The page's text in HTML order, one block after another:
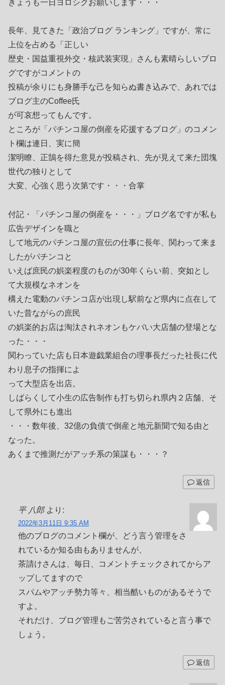
きょうも一日ヨロシクお願いします・・・
長年、見てきた「政治ブログ ランキング」ですが、常に
上位を占める「正しい
歴史・国益重視外交・核武装実現」さんも素晴らしいブロ
グですがコメントの
投稿が余りにも身勝手な己を知らぬ書き込みで、あれでは
ブログ主のCoffee氏
が可哀想ってもんです。
ところが「パチンコ屋の倒産を応援するブログ」のコメン
ト欄は連日、実に簡
潔明瞭、正鵠を得た意見が投稿され、先が見えて来た団塊
世代の独りとして
大変、心強く思う次第です・・・合掌
付記・「パチンコ屋の倒産を・・・」ブログ名ですが私も
広告デザインを職と
して地元のパチンコ屋の宣伝の仕事に長年、関わって来ま
したがパチンコと
いえば庶民の娯楽程度のものが30年くらい前、突如とし
て大規模なネオンを
構えた電動のパチンコ店が出現し駅前など県内に点在して
いた昔ながらの庶民
の娯楽的お店は淘汰されネオンもケバい大店舗の登場とな
った・・・
関わっていた店も日本遊戯業組合の理事長だった社長に代
わり息子の指揮によ
って大型店を出店。
しばらくして小生の広告制作も打ち切られ県内２店舗、そ
して県外にも進出
・・・数年後、32億の負債で倒産と地元新聞で知る由と
なった。
あくまで推測だがアッチ系の策謀も・・・？
返信
平 八郎 より:
2022年3月11日 9:35 AM
他のブログのコメント欄が、どう言う管理をさ
れているか知る由もありませんが、
茶請けさんは、毎日、コメントチェックされてからア
ップしてますので
スパムやアッチ勢力等々、相当酷いものがあるそうで
すよ。
それだけ、ブログ管理もご苦労されていると言う事で
しょう。
返信